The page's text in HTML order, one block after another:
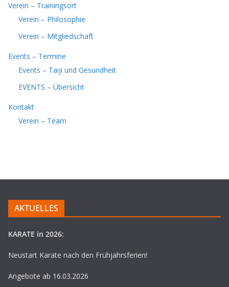
Verein – Trainingsort
Verein – Philosophie
Verein – Mitgliedschaft
Events – Termine
Events – Taiji und Gesundheit
EVENTS – Übersicht
Kontakt
Verein – Team
AKTUELLES
KARATE in 2026:
Neustart Karate nach den Frühjahrsferien!
Angebote ab 16.03.2026